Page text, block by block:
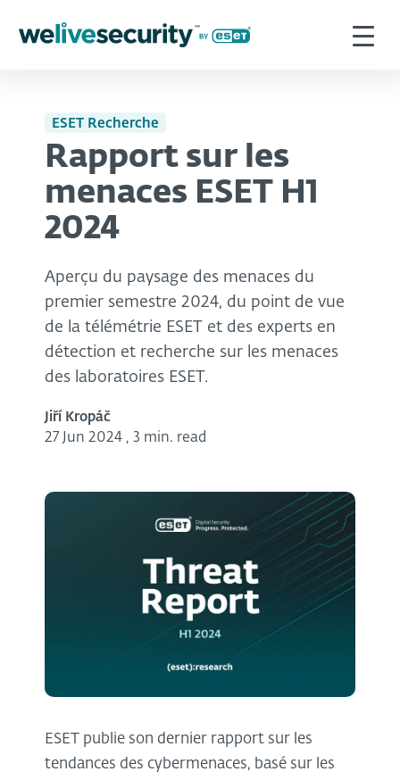
ESET Recherche
Rapport sur les
menaces ESET H1
2024
Aperçu du paysage des menaces du
premier semestre 2024, du point de vue
de la télémétrie ESET et des experts en
détection et recherche sur les menaces
des laboratoires ESET.
Jiří Kropáč
27 Jun 2024 , 3 min. read
ESET publie son dernier rapport sur les
tendances des cybermenaces, basé sur les